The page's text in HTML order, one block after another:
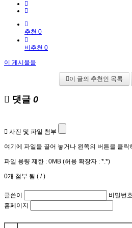
추천 0
비추천 0
이 게시물을
이 글의 추천인 목록
댓글 0
사진 및 파일 첨부
여기에 파일을 끌어 놓거나 왼쪽의 버튼을 클릭
파일 용량 제한 : 0MB (허용 확장자 : *.*)
0개 첨부 됨 ( /)
글쓴이
비밀번호
홈페이지